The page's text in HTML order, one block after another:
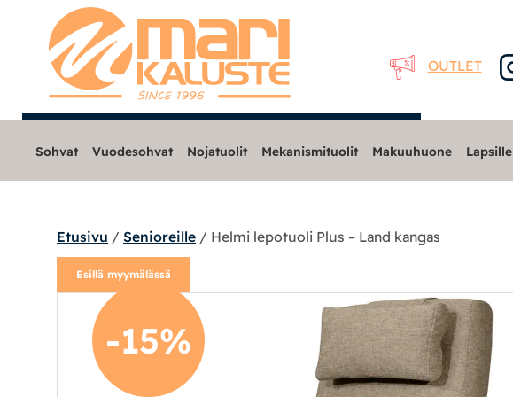
OUTLET
Sohvat
Nojatuolit
Mekanismituolit
Mekanismituolit
Sohvat Vuodesohvat Nojatuolit Mekanismituolit Makuuhuone Lapsille
Etusivu / Senioreille / Helmi lepotuoli Plus – Land kangas
Esillä myymälässä
-15%